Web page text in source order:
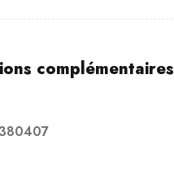
complémentaires